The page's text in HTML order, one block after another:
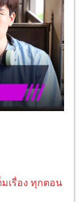
มเรื่อง ทุกตอน